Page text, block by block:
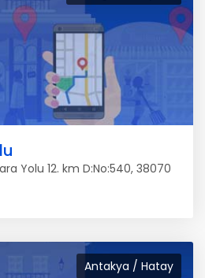
Yolu 12. km D:No:540, 38070
Antakya / Hatay